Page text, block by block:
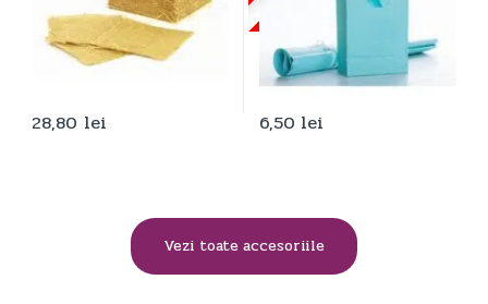
28,80 lei 6,50 lei
Vezi toate accesoriile